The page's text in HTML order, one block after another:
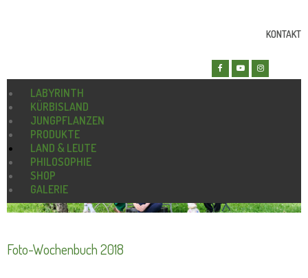
KONTAKT
LABYRINTH
KÜRBISLAND
JUNGPFLANZEN
PRODUKTE
LAND & LEUTE
PHILOSOPHIE
SHOP
GALERIE
Foto-Wochenbuch 2018